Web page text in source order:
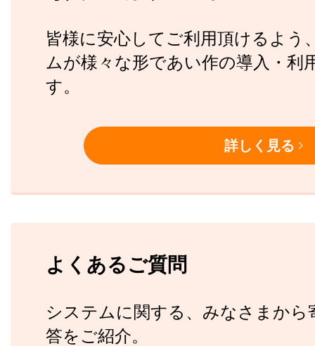
皆様に安心してご利用頂けるよう
ムが様々な形であい作の導入・利
す。
詳しく見る
よくあるご質問
システムに関する、みなさまから
答をご紹介。